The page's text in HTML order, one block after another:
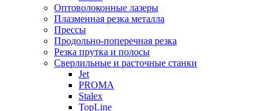
Оптоволоконные лазеры
Плазменная резка металла
Прессы
Продольно-поперечная резка
Резка прутка и полосы
Сверлильные и расточные станки
Jet
PROMA
Stalex
TopLine